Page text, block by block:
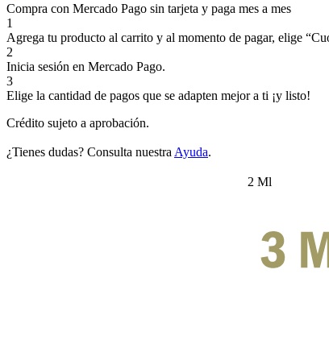
Compra con Mercado Pago sin tarjeta y paga mes a mes
1
Agrega tu producto al carrito y al momento de pagar, elige
2
Inicia sesión en Mercado Pago.
3
Elige la cantidad de pagos que se adapten mejor a ti ¡y listo!
Crédito sujeto a aprobación.
¿Tienes dudas? Consulta nuestra Ayuda.
2 Ml